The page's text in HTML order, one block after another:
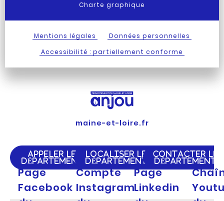
Charte graphique
Mentions légales
Données personnelles
Accessibilité : partiellement conforme
maine-et-loire.fr
APPELER LE
DÉPARTEMENT
LOCALISER LE
DÉPARTEMENT
CONTACTER LE
DÉPARTEMENT
Page
Facebook
Compte
Instagram
Page
Linkedin